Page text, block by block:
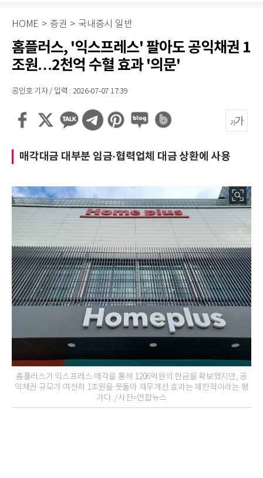
HOME > 증권 > 국내증시 일반
홈플러스, '익스프레스' 팔아도 공익채권 1
조원…2천억 수혈 효과 '의문'
공인호 기자 / 입력 : 2026-07-07 17:39
매각대금 대부분 임금·협력업체 대금 상환에 사용
홈플러스가 익스프레스 매각을 통해 1206억원의 현금을 확보했지만, 공
익채권 규모가 여전히 1조원을 웃돌아 재무개선 효과는 제한적이라는 평
가다. /사진=연합뉴스